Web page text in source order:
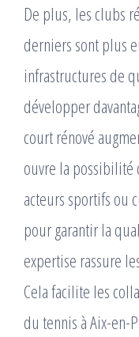
De plus, les clubs
derniers sont plus
infrastructures de
développer
court rénové
ouvre la possibilité
acteurs sportifs ou
pour garantir la
expertise rassure
Cela facilite les
du tennis à Aix-en-